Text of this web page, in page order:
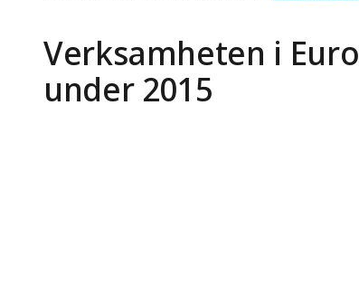
Verksamheten i
under 2015